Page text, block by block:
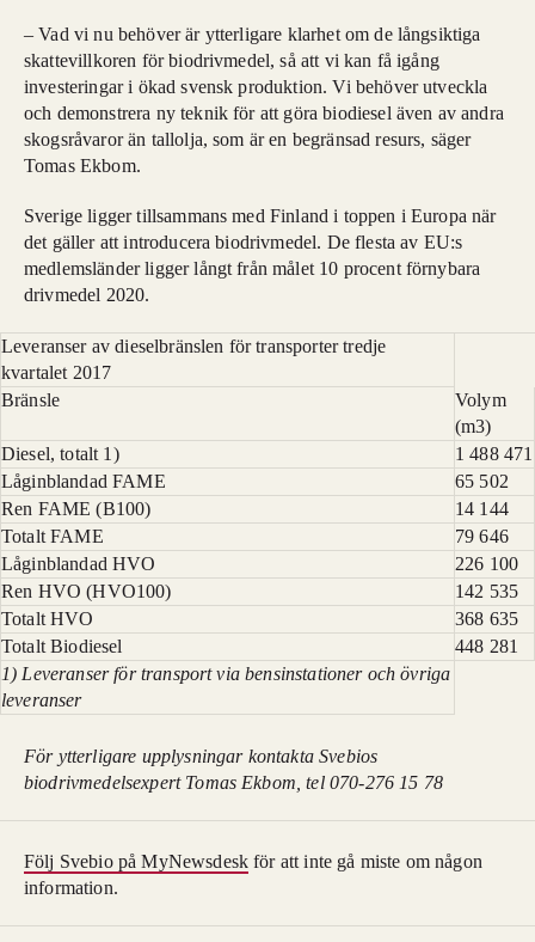
– Vad vi nu behöver är ytterligare klarhet om de långsiktiga
skattevillkoren för biodrivmedel, så att vi kan få igång
investeringar i ökad svensk produktion. Vi behöver utveckla
och demonstrera ny teknik för att göra biodiesel även av andra
skogsråvaror än tallolja, som är en begränsad resurs, säger
Tomas Ekbom.
Sverige ligger tillsammans med Finland i toppen i Europa när
det gäller att introducera biodrivmedel. De flesta av EU:s
medlemsländer ligger långt från målet 10 procent förnybara
drivmedel 2020.
Leveranser av dieselbränslen för transporter tredje
kvartalet 2017
Bränsle
Volym
(m3)
Diesel, totalt 1)
1 488 471
Låginblandad FAME
65 502
Ren FAME (B100)
14 144
Totalt FAME
79 646
Låginblandad HVO
226 100
Ren HVO (HVO100)
142 535
Totalt HVO
368 635
Totalt Biodiesel
448 281
1) Leveranser för transport via bensinstationer och övriga
leveranser
För ytterligare upplysningar kontakta Svebios
biodrivmedelsexpert Tomas Ekbom, tel 070-276 15 78
Följ Svebio på MyNewsdesk för att inte gå miste om någon
information.